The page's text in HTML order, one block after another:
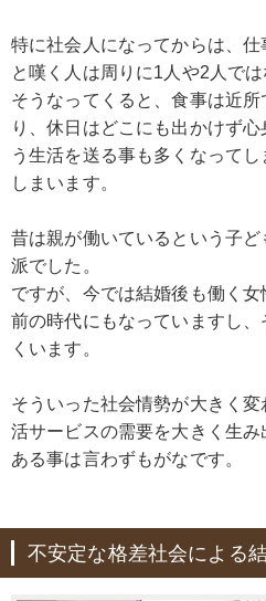
特に社会人になってからは、
と嘆く人は周りに1人や2人では
そうなってくると、食事は近
り、休日はどこにも出かけず
う生活を送る事も多くなって
しまいます。
昔は親が働いているという子
派でした。
ですが、今では結婚後も働く
前の時代にもなっていますし
くいます。
そういった社会情勢が大きく
活サービスの需要を大きく生
ある事は言わずもがなです。
不安定な格差社会による